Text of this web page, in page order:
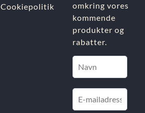
Cookiepolitik
omkring vores
kommende
produkter og
rabatter.